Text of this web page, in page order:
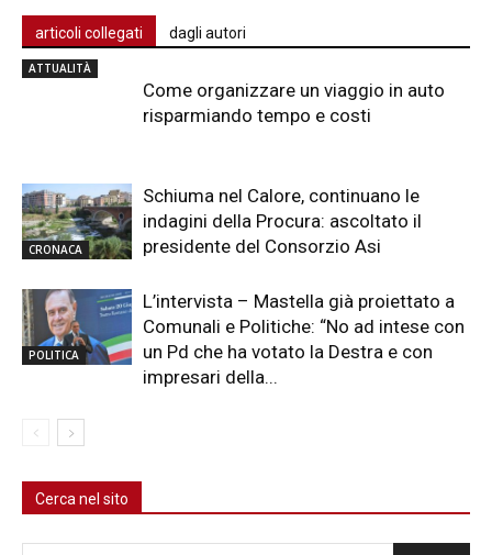
articoli collegati dagli autori
ATTUALITÀ
Come organizzare un viaggio in auto
risparmiando tempo e costi
CRONACA
Schiuma nel Calore, continuano le
indagini della Procura: ascoltato il
presidente del Consorzio Asi
POLITICA
L’intervista – Mastella già proiettato a
Comunali e Politiche: “No ad intese con
un Pd che ha votato la Destra e con
impresari della...
Cerca nel sito